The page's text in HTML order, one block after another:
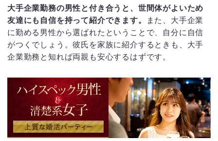
大手企業勤務の男性と付き合うと、世間体がよいため
友達にも自信を持って紹介できます。
また、大手企業
に勤める男性から選ばれたということで、自分に自信
がつくでしょう。彼氏を家族に紹介するときも、大手
企業勤務と知れば両親も安心するはずです。